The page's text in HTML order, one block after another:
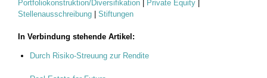
Portfoliokonstruktion/Diversifikation | Private Equity |
Stellenausschreibung | Stiftungen
In Verbindung stehende Artikel:
Durch Risiko-Streuung zur Rendite